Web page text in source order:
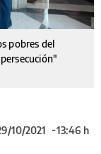
pobres del
10/2021
13:46 h